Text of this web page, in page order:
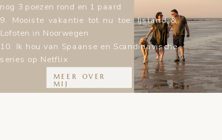
MEER OVER
MIJ
nog 3 poezen rond en 1 paard
9. Mooiste vakantie tot nu toe: Ijsland &
Lofoten in Noorwegen
10. Ik hou van Spaanse en Scandinavische
series op Netflix